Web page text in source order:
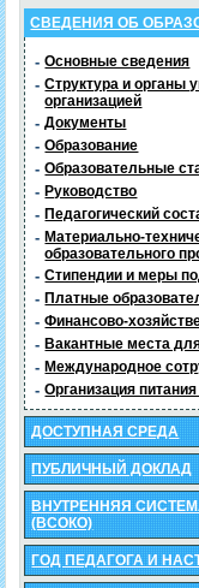
СВЕДЕНИЯ ОБ
- Основные сведения
- Структура и органы
организацией
- Документы
- Образование
- Образовательные
- Руководство
- Педагогический
- Материально-
образовательного
- Стипендии и меры
- Платные
- Финансово-
- Вакантные места
- Международное
- Организация
ДОСТУПНАЯ СРЕДА
ПУБЛИЧНЫЙ ДОКЛАД
ВНУТРЕННЯЯ
(ВСОКО)
ГОД ПЕДАГОГА И